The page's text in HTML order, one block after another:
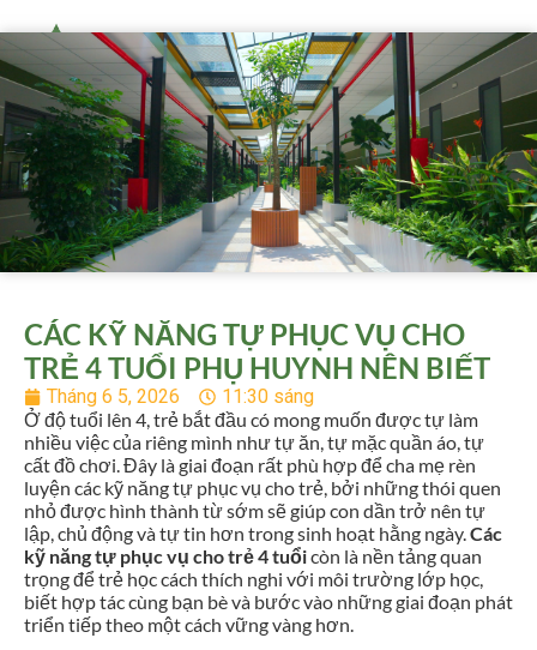
CÁC KỸ NĂNG TỰ PHỤC VỤ CHO
TRẺ 4 TUỔI PHỤ HUYNH NÊN BIẾT
Tháng 6 5, 2026
11:30 sáng
Ở độ tuổi lên 4, trẻ bắt đầu có mong muốn được tự làm
nhiều việc của riêng mình như tự ăn, tự mặc quần áo, tự
cất đồ chơi. Đây là giai đoạn rất phù hợp để cha mẹ rèn
luyện các kỹ năng tự phục vụ cho trẻ, bởi những thói quen
nhỏ được hình thành từ sớm sẽ giúp con dần trở nên tự
lập, chủ động và tự tin hơn trong sinh hoạt hằng ngày.Các
kỹ năng tự phục vụ cho trẻ 4 tuổicòn là nền tảng quan
trọng để trẻ học cách thích nghi với môi trường lớp học,
biết hợp tác cùng bạn bè và bước vào những giai đoạn phát
triển tiếp theo một cách vững vàng hơn.